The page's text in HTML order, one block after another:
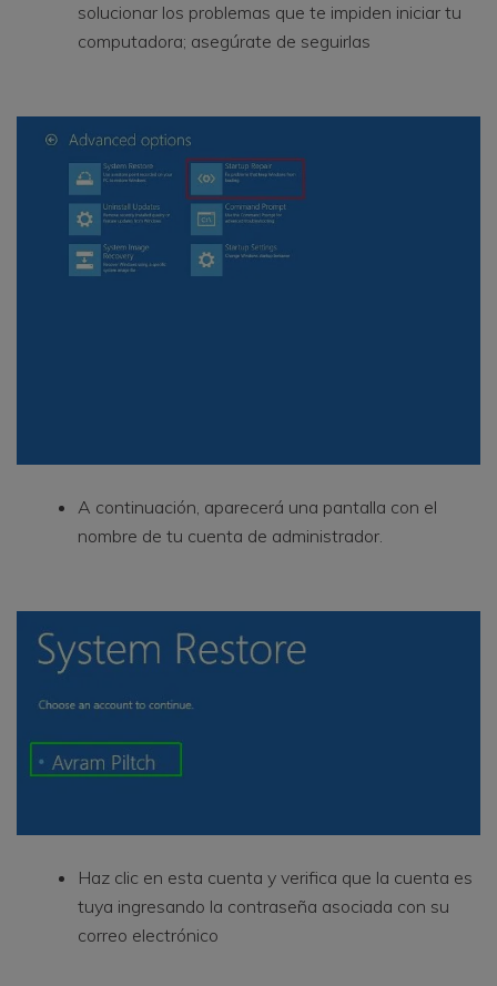
solucionar los problemas que te impiden iniciar tu
computadora; asegúrate de seguirlas
A continuación, aparecerá una pantalla con el
nombre de tu cuenta de administrador.
Haz clic en esta cuenta y verifica que la cuenta es
tuya ingresando la contraseña asociada con su
correo electrónico